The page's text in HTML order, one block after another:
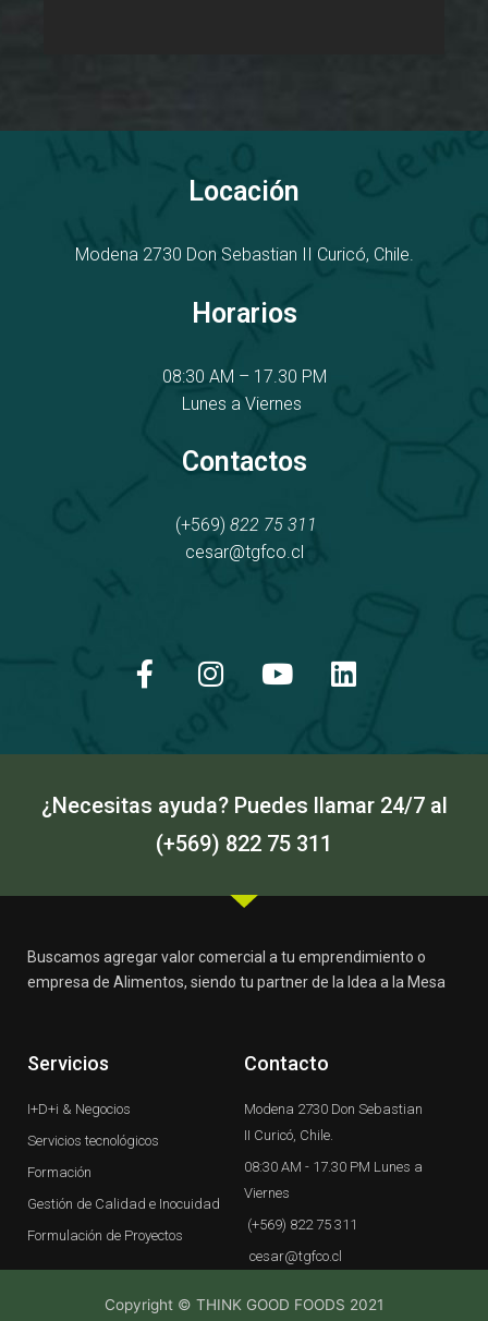
Locación
Modena 2730 Don Sebastian II Curicó, Chile.
Horarios
08:30 AM – 17.30 PM
Lunes a Viernes
Contactos
(+569) 822 75 311
cesar@tgfco.cl
c
e
o
k
s
t
g
a
m
u
t
b
n
k
d
n
¿Necesitas ayuda? Puedes llamar 24/7 al
(+569) 822 75 311
Buscamos agregar valor comercial a tu emprendimiento o
empresa de Alimentos, siendo tu partner de la Idea a la Mesa
Servicios
I+D+i & Negocios
Servicios tecnológicos
Formación
Gestión de Calidad e Inocuidad
Formulación de Proyectos
Contacto
Modena 2730 Don Sebastian
II Curicó, Chile.
08:30 AM - 17.30 PM Lunes a
Viernes
(+569) 822 75 311
cesar@tgfco.cl
Copyright © THINK GOOD FOODS 2021